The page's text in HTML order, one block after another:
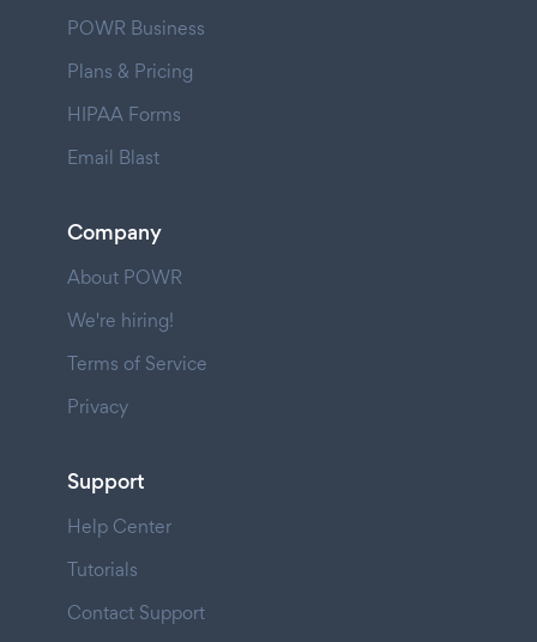
POWR Business
Plans & Pricing
HIPAA Forms
Email Blast
Company
About POWR
We're hiring!
Terms of Service
Privacy
Support
Help Center
Tutorials
Contact Support